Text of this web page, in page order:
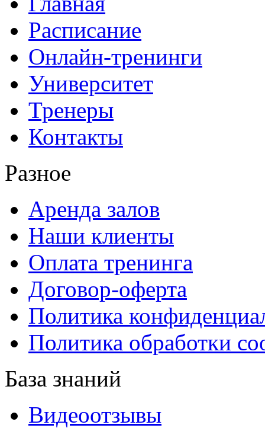
Расписание
Онлайн-тренинги
Университет
Тренеры
Контакты
Разное
Аренда залов
Наши клиенты
Оплата тренинга
Договор-оферта
Политика
Политика обработки
База знаний
Видеоотзывы